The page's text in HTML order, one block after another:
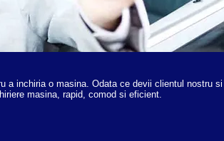
a inchiria o masina. Odata ce devii clientul nostru si
masina, rapid, comod si eficient.